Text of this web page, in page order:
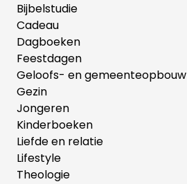
Bijbelstudie
Cadeau
Dagboeken
Feestdagen
Geloofs- en gemeenteopbouw
Gezin
Jongeren
Kinderboeken
Liefde en relatie
Lifestyle
Theologie